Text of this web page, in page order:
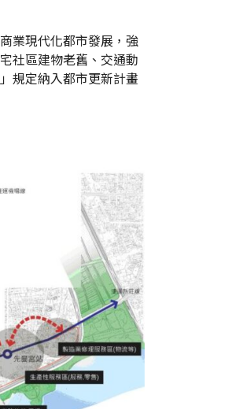
業現代化都市發展，強
社區建物老舊、交通動
規定納入都市更新計畫